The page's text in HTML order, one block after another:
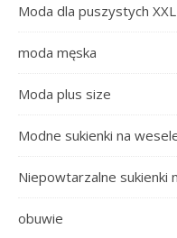
Moda dla puszystych XXL
moda męska
Moda plus size
Modne sukienki na
Niepowtarzalne sukienki
obuwie